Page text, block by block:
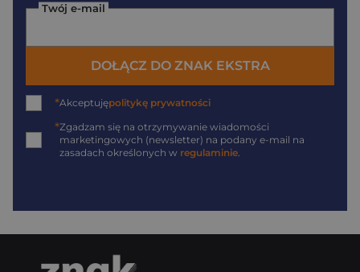
Twój e-mail
DOŁĄCZ DO ZNAK EKSTRA
*Akceptujępolitykę prywatności
*Zgadzam się na otrzymywanie wiadomości
marketingowych (newsletter) na podany e-mail na
zasadach określonych w regulaminie.